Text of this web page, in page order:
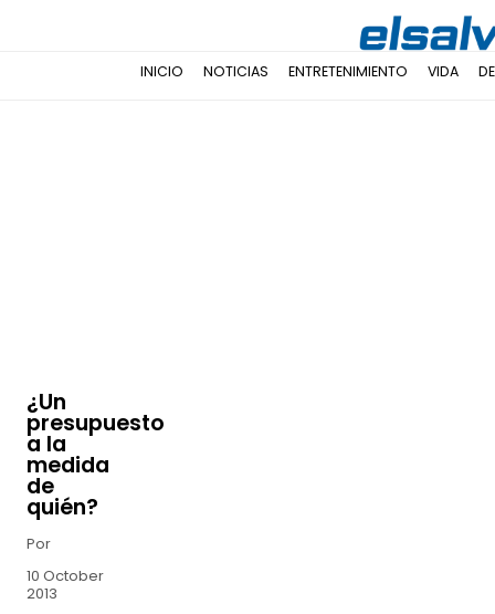
INICIO NOTICIAS ENTRETENIMIENTO VIDA
¿Un
presupuesto
a la
medida
de
quién?
Por
10 October
2013